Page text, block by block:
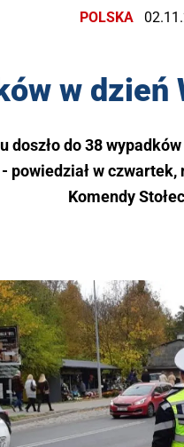
POLSKA
w
doszło do 38
powiedział w
Komendy